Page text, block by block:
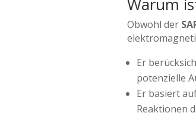
Obwohl der
Er
potenzielle
Er basiert
Reaktionen